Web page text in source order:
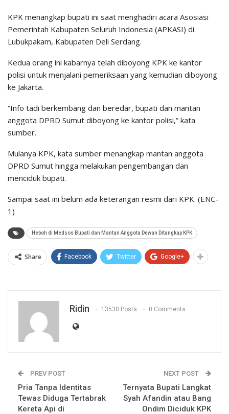
KPK menangkap bupati ini saat menghadiri acara Asosiasi
Pemerintah Kabupaten Seluruh Indonesia (APKASI) di
Lubukpakam, Kabupaten Deli Serdang.
Kedua orang ini kabarnya telah diboyong KPK ke kantor
polisi untuk menjalani pemeriksaan yang kemudian diboyong
ke Jakarta.
“Info tadi berkembang dan beredar, bupati dan mantan
anggota DPRD Sumut diboyong ke kantor polisi,” kata
sumber.
Mulanya KPK, kata sumber menangkap mantan anggota
DPRD Sumut hingga melakukan pengembangan dan
menciduk bupati.
Sampai saat ini belum ada keterangan resmi dari KPK. (ENC-
1)
Heboh di Medsos Bupati dan Mantan Anggota Dewan Ditangkap KPK
Share Facebook Twitter Google+
Ridin 13530 Posts 0 Comments
PREV POST
Pria Tanpa Identitas
Tewas Diduga Tertabrak
Kereta Api di
NEXT POST
Ternyata Bupati Langkat
Syah Afandin atau Bang
Ondim Diciduk KPK